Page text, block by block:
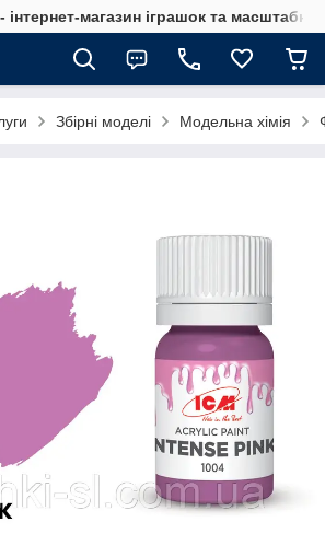
магазин іграшок та
Збірні моделі Модельна хімія